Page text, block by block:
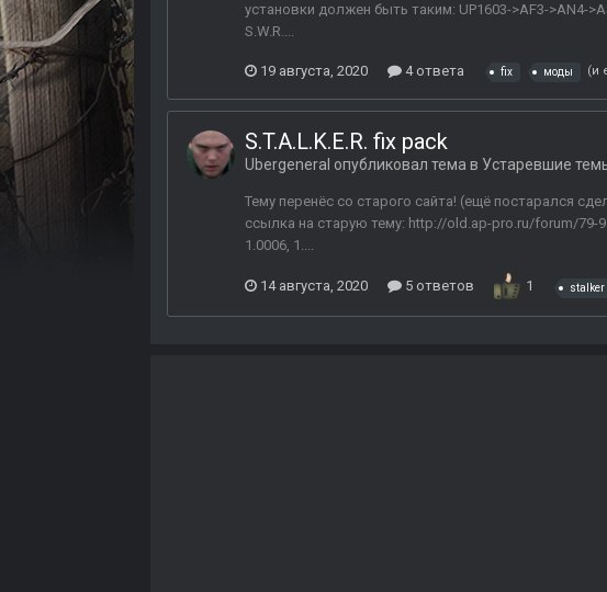
установки должен быть таким: UP1603->AF3->AN4-
S.W.R....
19 августа, 2020 4 ответа fix моды (и
S.T.A.L.K.E.R. fix pack
Ubergeneral опубликовал тема в Устаревшие
Тему перенёс со старого сайта! (ещё постарался
ссылка на старую тему: http://old.ap-pro.ru/forum/79-
1.0006, 1....
14 августа, 2020 5 ответов 1 stalker